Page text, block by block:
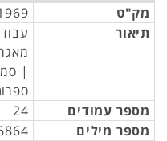
מק"ט
תיאור
|
מספר עמודים
24
מספר מילים